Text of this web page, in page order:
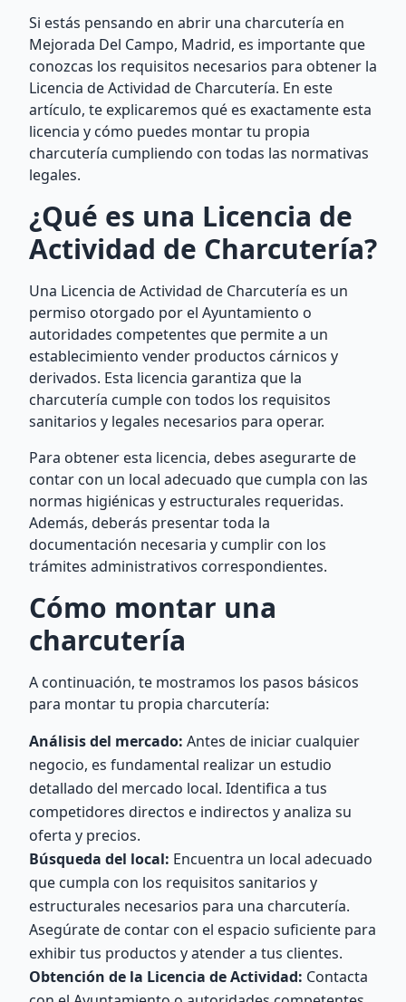
Si estás pensando en abrir una charcutería en
Mejorada Del Campo, Madrid, es importante que
conozcas los requisitos necesarios para obtener la
Licencia de Actividad de Charcutería. En este
artículo, te explicaremos qué es exactamente esta
licencia y cómo puedes montar tu propia
charcutería cumpliendo con todas las normativas
legales.
¿Qué es una Licencia de
Actividad de Charcutería?
Una Licencia de Actividad de Charcutería es un
permiso otorgado por el Ayuntamiento o
autoridades competentes que permite a un
establecimiento vender productos cárnicos y
derivados. Esta licencia garantiza que la
charcutería cumple con todos los requisitos
sanitarios y legales necesarios para operar.
Para obtener esta licencia, debes asegurarte de
contar con un local adecuado que cumpla con las
normas higiénicas y estructurales requeridas.
Además, deberás presentar toda la
documentación necesaria y cumplir con los
trámites administrativos correspondientes.
Cómo montar una
charcutería
A continuación, te mostramos los pasos básicos
para montar tu propia charcutería:
Análisis del mercado: Antes de iniciar cualquier
negocio, es fundamental realizar un estudio
detallado del mercado local. Identifica a tus
competidores directos e indirectos y analiza su
oferta y precios.
Búsqueda del local: Encuentra un local adecuado
que cumpla con los requisitos sanitarios y
estructurales necesarios para una charcutería.
Asegúrate de contar con el espacio suficiente para
exhibir tus productos y atender a tus clientes.
Obtención de la Licencia de Actividad: Contacta